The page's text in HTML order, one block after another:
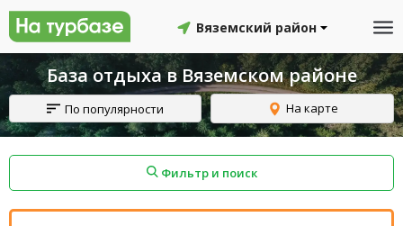
Вяземский район
База отдыха в Вяземском районе
По популярности На карте
Фильтр и поиск
Смоленский район Топчихинский район